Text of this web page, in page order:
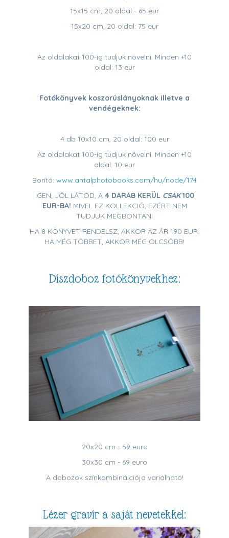
15x15 cm, 20 oldal - 65 eur
15x20 cm, 20 oldal: 75 eur
Az oldalakat 100-ig tudjuk növelni. Minden +10
oldal: 13 eur
Fotókönyvek koszorúslányoknak illetve a
vendégeknek:
4 db 10x10 cm, 20 oldal: 100 eur
Az oldalakat 100-ig tudjuk növelni. Minden +10
oldal: 10 eur
Borító: www.antalphotobooks.com/hu/node/174
IGEN, JÓL LÁTOD, A 4 DARAB KERÜL CSAK100
EUR-BA! MIVEL EZ KOLLEKCIÓ, EZÉRT NEM
TUDJUK MEGBONTANI
HA 8 KÖNYVET RENDELSZ, AKKOR AZ ÁR 190 EUR.
HA MÉG TÖBBET, AKKOR MÉG OLCSÓBB!
Díszdoboz fotókönyvekhez:
20x20 cm - 59 euro
30x30 cm - 69 euro
A dobozok színkombinálciója variálható!
Lézer gravír a saját nevetekkel: